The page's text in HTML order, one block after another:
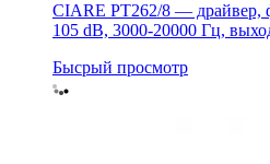
CIARE PT262/8 — драйвер,
105 dB, 3000-20000 Гц,
Бысрый просмотр